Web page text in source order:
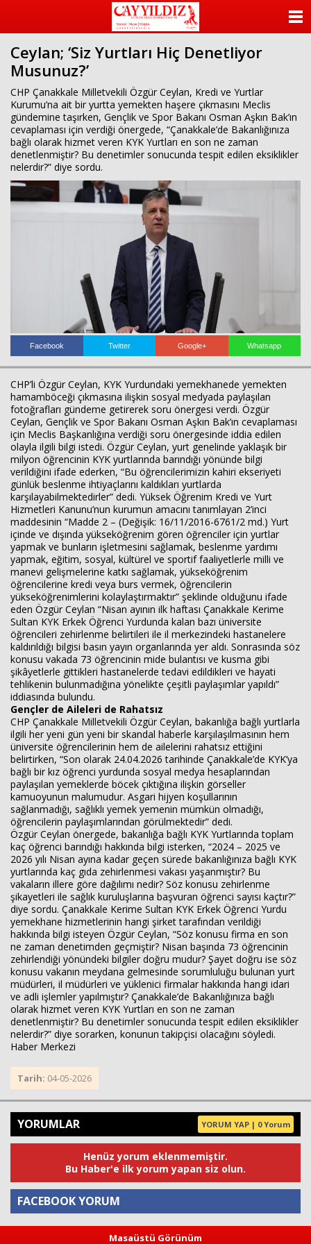
Ceylan; ‘Siz Yurtları Hiç Denetliyor
Musunuz?’
CHP Çanakkale Milletvekili Özgür Ceylan, Kredi ve Yurtlar
Kurumu’na ait bir yurtta yemekten haşere çıkmasını Meclis
gündemine taşırken, Gençlik ve Spor Bakanı Osman Aşkın Bak’ın
cevaplaması için verdiği önergede, “Çanakkale’de Bakanlığınıza
bağlı olarak hizmet veren KYK Yurtları en son ne zaman
denetlenmiştir? Bu denetimler sonucunda tespit edilen eksiklikler
nelerdir?” diye sordu.
Facebook Twitter Google+ Whatsapp
CHP’li Özgür Ceylan, KYK Yurdundaki yemekhanede yemekten
hamamböceği çıkmasına ilişkin sosyal medyada paylaşılan
fotoğrafları gündeme getirerek soru önergesi verdi. Özgür
Ceylan, Gençlik ve Spor Bakanı Osman Aşkın Bak’ın cevaplaması
için Meclis Başkanlığına verdiği soru önergesinde iddia edilen
olayla ilgili bilgi istedi. Özgür Ceylan, yurt genelinde yaklaşık bir
milyon öğrencinin KYK yurtlarında barındığı yönünde bilgi
verildiğini ifade ederken, “Bu öğrencilerimizin kahiri ekseriyeti
günlük beslenme ihtiyaçlarını kaldıkları yurtlarda
karşılayabilmektedirler” dedi. Yüksek Öğrenim Kredi ve Yurt
Hizmetleri Kanunu’nun kurumun amacını tanımlayan 2’inci
maddesinin “Madde 2 – (Değişik: 16/11/2016-6761/2 md.) Yurt
içinde ve dışında yükseköğrenim gören öğrenciler için yurtlar
yapmak ve bunların işletmesini sağlamak, beslenme yardımı
yapmak, eğitim, sosyal, kültürel ve sportif faaliyetlerle milli ve
manevi gelişmelerine katkı sağlamak, yükseköğrenim
öğrencilerine kredi veya burs vermek, öğrencilerin
yükseköğrenimlerini kolaylaştırmaktır” şeklinde olduğunu ifade
eden Özgür Ceylan “Nisan ayının ilk haftası Çanakkale Kerime
Sultan KYK Erkek Öğrenci Yurdunda kalan bazı üniversite
öğrencileri zehirlenme belirtileri ile il merkezindeki hastanelere
kaldırıldığı bilgisi basın yayın organlarında yer aldı. Sonrasında söz
konusu vakada 73 öğrencinin mide bulantısı ve kusma gibi
şikâyetlerle gittikleri hastanelerde tedavi edildikleri ve hayati
tehlikenin bulunmadığına yönelikte çeşitli paylaşımlar yapıldı”
iddiasında bulundu.
Gençler de Aileleri de Rahatsız
CHP Çanakkale Milletvekili Özgür Ceylan, bakanlığa bağlı yurtlarla
ilgili her yeni gün yeni bir skandal haberle karşılaşılmasının hem
üniversite öğrencilerinin hem de ailelerini rahatsız ettiğini
belirtirken, “Son olarak 24.04.2026 tarihinde Çanakkale’de KYK’ya
bağlı bir kız öğrenci yurdunda sosyal medya hesaplarından
paylaşılan yemeklerde böcek çıktığına ilişkin görseller
kamuoyunun malumudur. Asgari hijyen koşullarının
sağlanmadığı, sağlıklı yemek yemenin mümkün olmadığı,
öğrencilerin paylaşımlarından görülmektedir” dedi.
Özgür Ceylan önergede, bakanlığa bağlı KYK Yurtlarında toplam
kaç öğrenci barındığı hakkında bilgi isterken, “2024 – 2025 ve
2026 yılı Nisan ayına kadar geçen sürede bakanlığınıza bağlı KYK
yurtlarında kaç gıda zehirlenmesi vakası yaşanmıştır? Bu
vakaların illere göre dağılımı nedir? Söz konusu zehirlenme
şikayetleri ile sağlık kuruluşlarına başvuran öğrenci sayısı kaçtır?”
diye sordu. Çanakkale Kerime Sultan KYK Erkek Öğrenci Yurdu
yemekhane hizmetlerinin hangi şirket tarafından verildiği
hakkında bilgi isteyen Özgür Ceylan, “Söz konusu firma en son
ne zaman denetimden geçmiştir? Nisan başında 73 öğrencinin
zehirlendiği yönündeki bilgiler doğru mudur? Şayet doğru ise söz
konusu vakanın meydana gelmesinde sorumluluğu bulunan yurt
müdürleri, il müdürleri ve yüklenici firmalar hakkında hangi idari
ve adli işlemler yapılmıştır? Çanakkale’de Bakanlığınıza bağlı
olarak hizmet veren KYK Yurtları en son ne zaman
denetlenmiştir? Bu denetimler sonucunda tespit edilen eksiklikler
nelerdir?” diye sorarken, konunun takipçisi olacağını söyledi.
Haber Merkezi
Tarih: 04-05-2026
YORUMLAR YORUM YAP | 0 Yorum
Henüz yorum eklenmemiştir.
Bu Haber'e ilk yorum yapan siz olun.
FACEBOOK YORUM
Masaüstü Görünüm
KATEGORİLER
ANKETLER
FOTO GALERİ
Haberin Doğru Adresi.